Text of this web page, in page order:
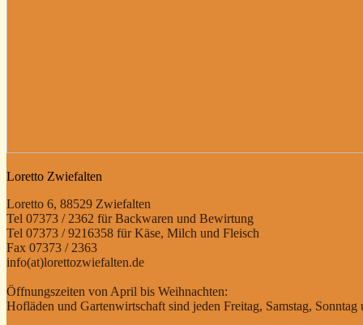
Loretto Zwiefalten
Loretto 6, 88529 Zwiefalten
Tel 07373 / 2362 für Backwaren und Bewirtung
Tel 07373 / 9216358 für Käse, Milch und Fleisch
Fax 07373 / 2363
info(at)lorettozwiefalten.de
Öffnungszeiten von April bis Weihnachten:
Hofläden und Gartenwirtschaft sind jeden Freitag, Samstag,